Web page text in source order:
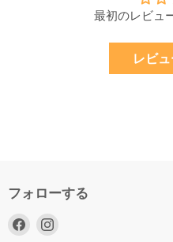
最初のレビュ
レビ
フォローする
Facebook